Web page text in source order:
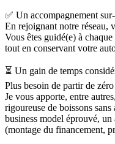
✅ Un accompagnement
En rejoignant notre réseau,
Vous êtes guidé(e) à
tout en conservant votre
⏳ Un gain de temps
Plus besoin de partir de
Je vous apporte, entre
rigoureuse de boissons
business model éprouvé,
(montage du financement,